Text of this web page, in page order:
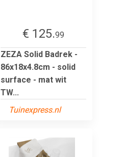
€ 125.99
ZEZA Solid Badrek -
86x18x4.8cm - solid
surface - mat wit
TW...
Tuinexpress.nl